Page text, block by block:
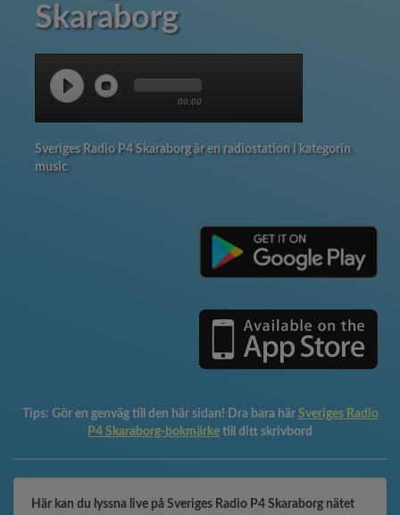
Skaraborg
00:00
Sveriges Radio P4 Skaraborg är en radiostation i kategorin
music
Tips: Gör en genväg till den här sidan! Dra bara här Sveriges Radio
P4 Skaraborg-bokmärke till ditt skrivbord
Här kan du lyssna live på Sveriges Radio P4 Skaraborg nätet